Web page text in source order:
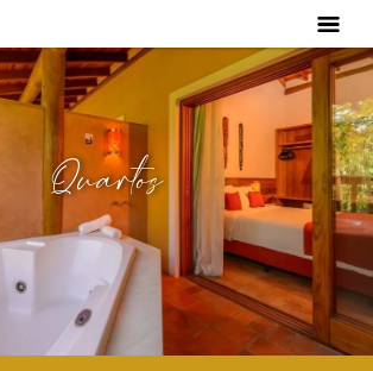
Quartos